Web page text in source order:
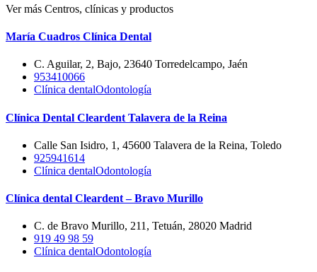
Ver más Centros, clínicas y productos
María Cuadros Clínica Dental
C. Aguilar, 2, Bajo, 23640 Torredelcampo, Jaén
953410066
Clínica dentalOdontología
Clínica Dental Cleardent Talavera de la Reina
Calle San Isidro, 1, 45600 Talavera de la Reina, Toledo
925941614
Clínica dentalOdontología
Clínica dental Cleardent – Bravo Murillo
C. de Bravo Murillo, 211, Tetuán, 28020 Madrid
919 49 98 59
Clínica dentalOdontología